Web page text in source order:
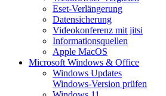
Eset-Verlängerung
Datensicherung
Videokonferenz mit jitsi
Informationsquellen
Apple MacOS
Microsoft Windows & Office
Windows Updates
Windows-Version prüfen